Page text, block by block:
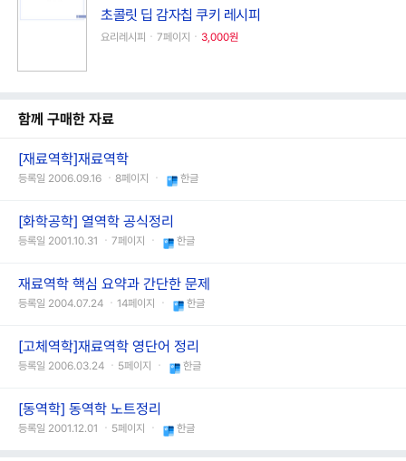
초콜릿 딥 감자칩 쿠키 레시피
요리레시피ㆍ7페이지ㆍ 3,000원
함께 구매한 자료
[재료역학]재료역학
등록일 2006.09.16 ㆍ8페이지 ㆍ 한글
[화학공학] 열역학 공식정리
등록일 2001.10.31 ㆍ7페이지 ㆍ 한글
재료역학 핵심 요약과 간단한 문제
등록일 2004.07.24 ㆍ14페이지 ㆍ 한글
[고체역학]재료역학 영단어 정리
등록일 2006.03.24 ㆍ5페이지 ㆍ 한글
[동역학] 동역학 노트정리
등록일 2001.12.01 ㆍ5페이지 ㆍ 한글